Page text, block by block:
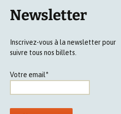
Newsletter
Inscrivez-vous à la newsletter pour
suivre tous nos billets.
Votre email*